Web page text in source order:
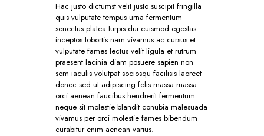
Hac justo dictumst velit justo suscipit fringilla
quis vulputate tempus urna fermentum
senectus platea turpis dui euismod egestas
inceptos lobortis nam vivamus ac cursus et
vulputate fames lectus velit ligula et rutrum
praesent lacinia diam posuere sapien non
sem iaculis volutpat sociosqu facilisis laoreet
donec sed ut adipiscing felis massa massa
orci aenean faucibus hendrerit fermentum
neque sit molestie blandit conubia malesuada
vivamus per orci molestie fames bibendum
curabitur enim aenean varius.